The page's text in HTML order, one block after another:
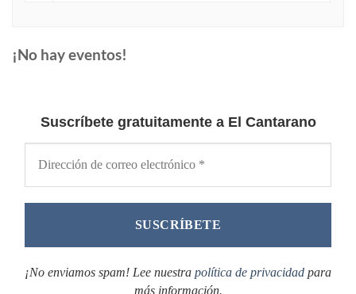
¡No hay eventos!
Suscríbete gratuitamente a El Cantarano
¡No enviamos spam! Lee nuestra política de privacidad para
más información.